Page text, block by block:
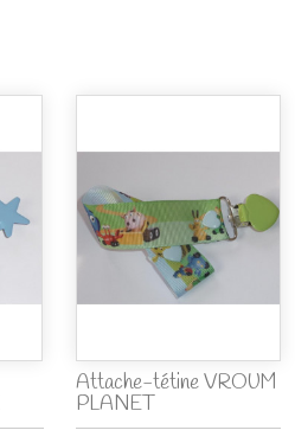
Attache-tétine VROUM
PLANET